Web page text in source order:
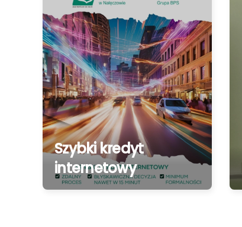
Szybki kredyt
internetowy